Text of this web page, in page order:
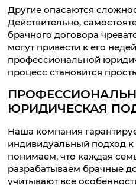
Другие опасаются
Действительно,
брачного договора
могут привести к его
профессиональной
процесс становится
ЮРИДИЧЕСКАЯ
Наша компания
индивидуальный подход
понимаем, что каждая
разрабатываем брачные
учитывают все